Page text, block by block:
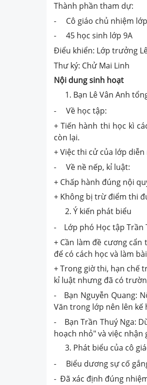
Thành phần tham dự:
- Cô giáo chủ nhiệm lớp
- 45 học sinh lớp 9A
Điểu khiển: Lớp trưởng
Thư ký: Chử Mai Linh
Nội dung sinh hoạt
Bạn Lê Vân Anh
- Về học tập:
+ Tiến hành thi học kì
còn lại.
+ Việc thi cử của lớp
- Về nề nếp, kỉ luật:
+ Chấp hành đúng nội
+ Không bị trừ điểm thi
Ý kiến phát biểu
- Lớp phó Học tập Trần
+ Cần làm đề cương
để có cách học và làm
+ Trong giờ thi, hạn chế
kỉ luật nhưng đã có
- Bạn Nguyễn Quang:
Văn trong lớp nên lên kế
- Bạn Trần Thuý Nga:
hoạch nhỏ" và việc nhận
Phát biểu của cô
- Biểu dương sự cố
- Đã xác định đúng